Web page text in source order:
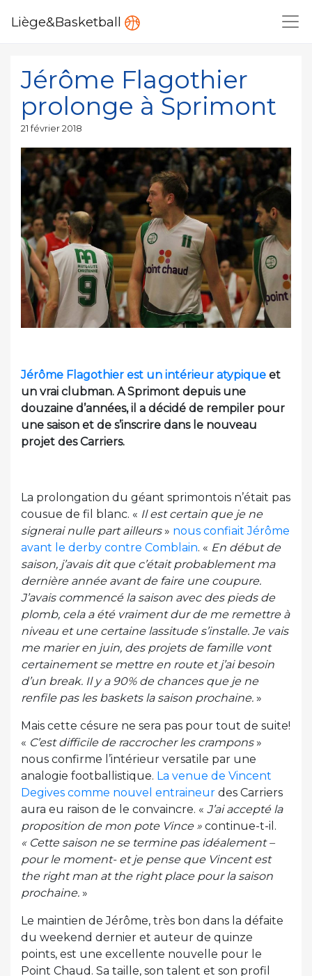
Liège&Basketball
Jérôme Flagothier
prolonge à Sprimont
Publié
21 février 2018
Jérôme Flagothier est un intérieur atypique et
un vrai clubman. A Sprimont depuis une
douzaine d’années, il a décidé de rempiler pour
une saison et de s’inscrire dans le nouveau
projet des Carriers.
La prolongation du géant sprimontois n’était pas
cousue de fil blanc. « Il est certain que je ne
signerai nulle part ailleurs» nous confiait Jérôme
avant le derby contre Comblain. « En début de
saison, j’avais dit que c’était probablement ma
dernière année avant de faire une coupure.
J’avais commencé la saison avec des pieds de
plomb, cela a été vraiment dur de me remettre à
niveau et une certaine lassitude s’installe. Je vais
me marier en juin, des projets de famille vont
certainement se mettre en route et j’ai besoin
d’un break. Il y a 90% de chances que je ne
renfile pas les baskets la saison prochaine. »
Mais cette césure ne sera pas pour tout de suite!
« C’est difficile de raccrocher les crampons»
nous confirme l’intérieur versatile par une
analogie footballistique. La venue de Vincent
Degives comme nouvel entraineur des Carriers
aura eu raison de le convaincre. « J’ai accepté la
proposition de mon pote Vince » continue-t-il.
« Cette saison ne se termine pas idéalement –
pour le moment- et je pense que Vincent est
the right man at the right place pour la saison
prochaine. »
Le maintien de Jérôme, très bon dans la défaite
du weekend dernier et auteur de quinze
points, est une excellente nouvelle pour le
Point Chaud. Sa taille, son talent et son profil